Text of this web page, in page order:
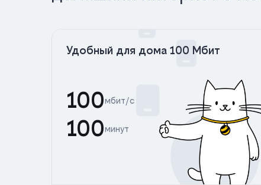
Удобный для дома 100 Мбит
100мбит/с
100минут